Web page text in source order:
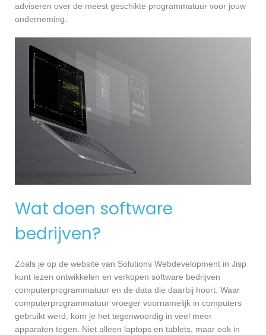
adviseren over de meest geschikte programmatuur voor jouw
onderneming.
Wat doen software
bedrijven?
Zoals je op de website van Solutions Webdevelopment in Jisp
kunt lezen ontwikkelen en verkopen software bedrijven
computerprogrammatuur en de data die daarbij hoort. Waar
computerprogrammatuur vroeger voornamelijk in computers
gebruikt werd, kom je het tegenwoordig in veel meer
apparaten tegen. Niet alleen laptops en tablets, maar ook in